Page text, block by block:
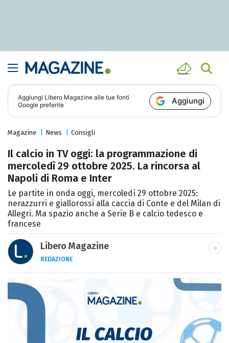
Aggiungi Libero Magazine alle tue fonti
Google preferite
Aggiungi
Magazine News Consigli
Il calcio in TV oggi: la programmazione di
mercoledì 29 ottobre 2025. La rincorsa al
Napoli di Roma e Inter
Le partite in onda oggi, mercoledì 29 ottobre 2025:
nerazzurri e giallorossi alla caccia di Conte e del Milan di
Allegri. Ma spazio anche a Serie B e calcio tedesco e
francese
Libero Magazine
REDAZIONE
E-MAIL
INSTAGRAM FACEBOOK
Libero Magazine è il canale del portale
Libero.it dedicato al mondo della
televisione, dello spettacolo e del gossip.